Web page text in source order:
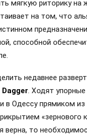
мягкую риторику на
на том, что
способной
недавнее
. Ходят упорные
в Одессу прямиком
«зернового
верна, то